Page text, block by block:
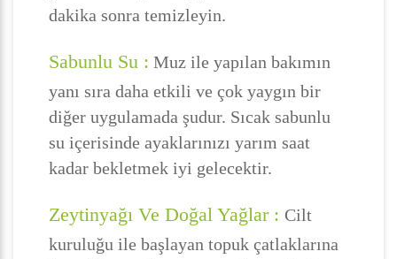
dakika sonra temizleyin.
Sabunlu Su : Muz ile yapılan bakımın
yanı sıra daha etkili ve çok yaygın bir
diğer uygulamada şudur. Sıcak sabunlu
su içerisinde ayaklarınızı yarım saat
kadar bekletmek iyi gelecektir.
Zeytinyağı Ve Doğal Yağlar : Cilt
kuruluğu ile başlayan topuk çatlaklarına